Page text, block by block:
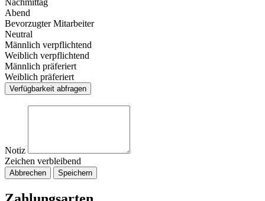
Abend
Bevorzugter Mitarbeiter
Neutral
Männlich verpflichtend
Weiblich verpflichtend
Männlich präferiert
Weiblich präferiert
Verfügbarkeit abfragen
Notiz
Zeichen verbleibend
Abbrechen Speichern